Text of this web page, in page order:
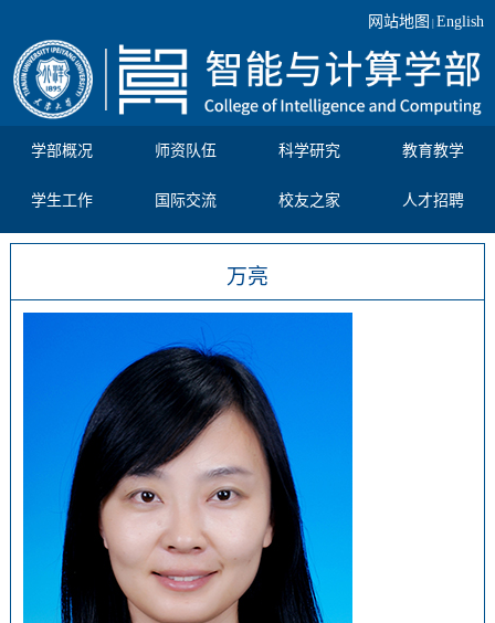
网站地图 English
学部概况 师资队伍 科学研究 教育教学
学生工作 国际交流 校友之家 人才招聘
万亮